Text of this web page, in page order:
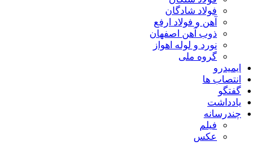
فولاد شادگان
آهن و فولاد ارفع
ذوب آهن اصفهان
نورد و لوله اهواز
گروه ملی
ایمیدرو
انتصاب ها
گفتگو
یادداشت
چندرسانه
فیلم
عکس